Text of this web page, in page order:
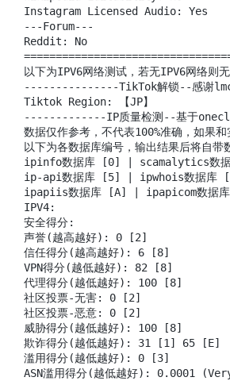
Instagram Licensed Audio: Yes
---Forum---
Reddit: No
以下为IPV6网络测试，若无IPV6网络则
---------------TikTok解锁--感谢
Tiktok Region: 【JP】
-------------IP质量检测--基于
数据仅作参考，不代表100%准确，如果
以下为各数据库编号，输出结果后将自带
ipinfo数据库 [0] | scamalytics
ip-api数据库 [5] | ipwhois数据
ipapiis数据库 [A] | ipapicom数
IPV4:
安全得分:
声誉(越高越好): 0 [2]
信任得分(越高越好): 6 [8]
VPN得分(越低越好): 82 [8]
代理得分(越低越好): 100 [8]
社区投票-无害: 0 [2]
社区投票-恶意: 0 [2]
威胁得分(越低越好): 100 [8]
欺诈得分(越低越好): 31 [1] 65 [E]
滥用得分(越低越好): 0 [3]
ASN滥用得分(越低越好): 0.0001